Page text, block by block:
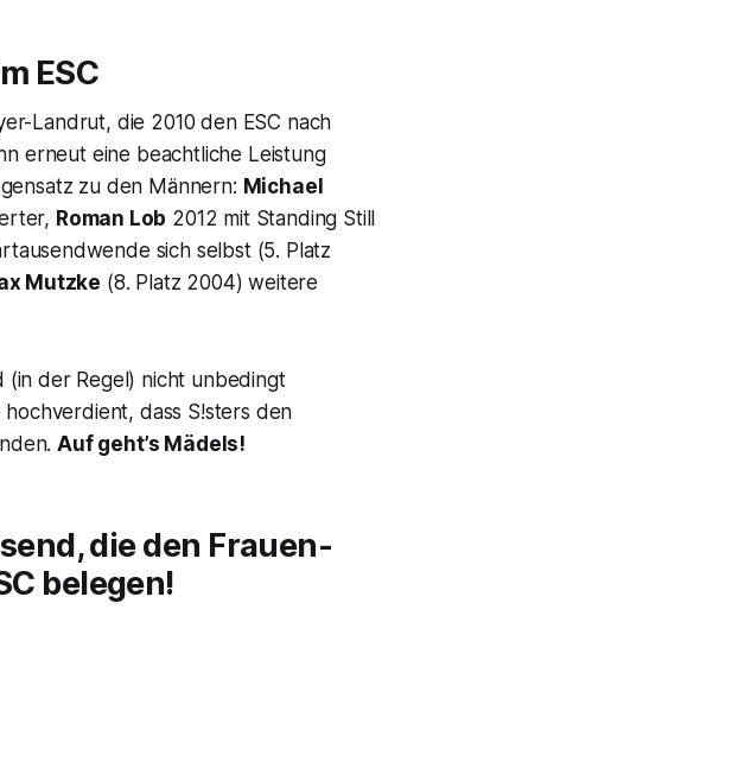
ESC
Landrut, die 2010 den ESC nach
erneut eine beachtliche Leistung
zu den Männern: Michael
Roman Lob 2012 mit Standing Still
sich selbst (5. Platz
Mutzke (8. Platz 2004) weitere
(in der Regel) nicht unbedingt
dass S!sters den
Auf geht’s Mädels!
die den Frauen-
belegen!